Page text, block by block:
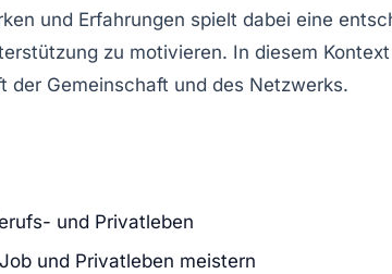
und Erfahrungen spielt dabei eine
zu motivieren. In diesem
der Gemeinschaft und des Netzwerks.
und Privatleben
und Privatleben meistern